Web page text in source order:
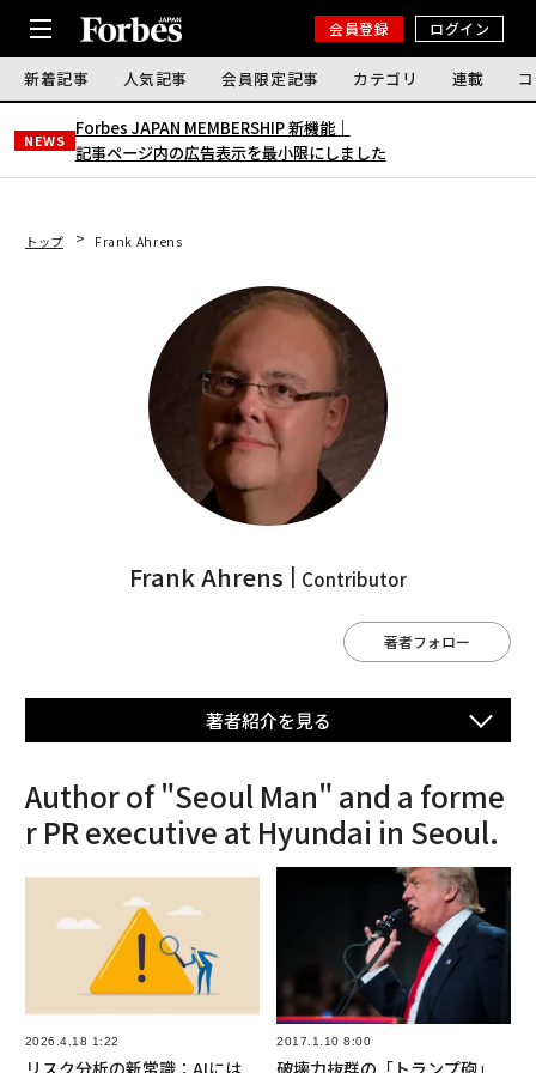
会員登録 ログイン
新着記事 人気記事 会員限定記事 カテゴリ 連載
NEWS
Forbes JAPAN MEMBERSHIP 新機能｜
記事ページ内の広告表示を最小限にしました
トップ Frank Ahrens
Frank Ahrens Contributor
著者フォロー
著者紹介を⾒る
Author of "Seoul Man" and a forme
r PR executive at Hyundai in Seoul.
2026.4.18 1:22
リスク分析の新常識：AIには
2017.1.10 8:00
破壊力抜群の「トランプ砲」